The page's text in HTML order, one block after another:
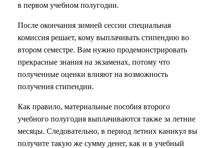
в первом учебном полугодии.
После окончания зимней сессии специальная
комиссия решает, кому выплачивать стипендию во
втором семестре. Вам нужно продемонстрировать
прекрасные знания на экзаменах, потому что
полученные оценки влияют на возможность
получения стипендии.
Как правило, материальные пособия второго
учебного полугодия выплачиваются также за летние
месяцы. Следовательно, в период летних каникул вы
получите такую же сумму денег, как и в учебный